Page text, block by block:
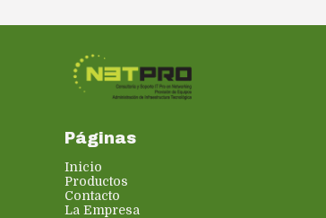
Páginas
Inicio
Productos
Contacto
La Empresa